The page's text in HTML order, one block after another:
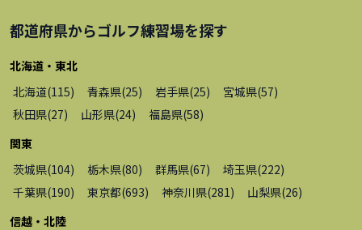
都道府県からゴルフ練習場を探す
北海道・東北
北海道(115) 青森県(25) 岩手県(25) 宮城県(57)
秋田県(27) 山形県(24) 福島県(58)
関東
茨城県(104) 栃木県(80) 群馬県(67) 埼玉県(222)
千葉県(190) 東京都(693) 神奈川県(281 ) 山梨県(26)
信越・北陸